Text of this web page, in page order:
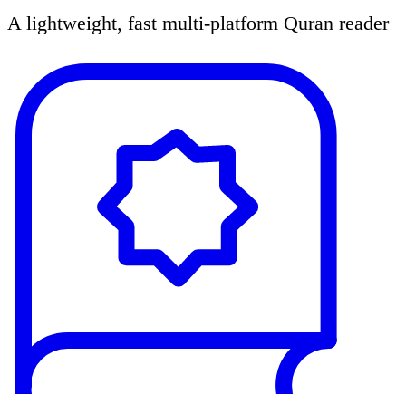
A lightweight, fast multi-platform Quran reader